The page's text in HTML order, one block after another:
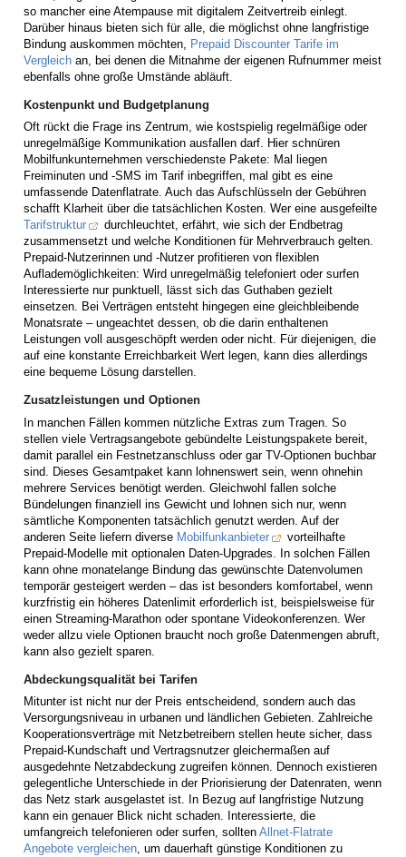
so mancher eine Atempause mit digitalem Zeitvertreib einlegt.
Darüber hinaus bieten sich für alle, die möglichst ohne langfristige
Bindung auskommen möchten, Prepaid Discounter Tarife im
Vergleich an, bei denen die Mitnahme der eigenen Rufnummer meist
ebenfalls ohne große Umstände abläuft.
Kostenpunkt und Budgetplanung
Oft rückt die Frage ins Zentrum, wie kostspielig regelmäßige oder
unregelmäßige Kommunikation ausfallen darf. Hier schnüren
Mobilfunkunternehmen verschiedenste Pakete: Mal liegen
Freiminuten und -SMS im Tarif inbegriffen, mal gibt es eine
umfassende Datenflatrate. Auch das Aufschlüsseln der Gebühren
schafft Klarheit über die tatsächlichen Kosten. Wer eine ausgefeilte
Tarifstruktur
durchleuchtet, erfährt, wie sich der Endbetrag
zusammensetzt und welche Konditionen für Mehrverbrauch gelten.
Prepaid-Nutzerinnen und -Nutzer profitieren von flexiblen
Auflademöglichkeiten: Wird unregelmäßig telefoniert oder surfen
Interessierte nur punktuell, lässt sich das Guthaben gezielt
einsetzen. Bei Verträgen entsteht hingegen eine gleichbleibende
Monatsrate – ungeachtet dessen, ob die darin enthaltenen
Leistungen voll ausgeschöpft werden oder nicht. Für diejenigen, die
auf eine konstante Erreichbarkeit Wert legen, kann dies allerdings
eine bequeme Lösung darstellen.
Zusatzleistungen und Optionen
In manchen Fällen kommen nützliche Extras zum Tragen. So
stellen viele Vertragsangebote gebündelte Leistungspakete bereit,
damit parallel ein Festnetzanschluss oder gar TV-Optionen buchbar
sind. Dieses Gesamtpaket kann lohnenswert sein, wenn ohnehin
mehrere Services benötigt werden. Gleichwohl fallen solche
Bündelungen finanziell ins Gewicht und lohnen sich nur, wenn
sämtliche Komponenten tatsächlich genutzt werden. Auf der
anderen Seite liefern diverse Mobilfunkanbieter
vorteilhafte
Prepaid-Modelle mit optionalen Daten-Upgrades. In solchen Fällen
kann ohne monatelange Bindung das gewünschte Datenvolumen
temporär gesteigert werden – das ist besonders komfortabel, wenn
kurzfristig ein höheres Datenlimit erforderlich ist, beispielsweise für
einen Streaming-Marathon oder spontane Videokonferenzen. Wer
weder allzu viele Optionen braucht noch große Datenmengen abruft,
kann also gezielt sparen.
Abdeckungsqualität bei Tarifen
Mitunter ist nicht nur der Preis entscheidend, sondern auch das
Versorgungsniveau in urbanen und ländlichen Gebieten. Zahlreiche
Kooperationsverträge mit Netzbetreibern stellen heute sicher, dass
Prepaid-Kundschaft und Vertragsnutzer gleichermaßen auf
ausgedehnte Netzabdeckung zugreifen können. Dennoch existieren
gelegentliche Unterschiede in der Priorisierung der Datenraten, wenn
das Netz stark ausgelastet ist. In Bezug auf langfristige Nutzung
kann ein genauer Blick nicht schaden. Interessierte, die
umfangreich telefonieren oder surfen, sollten Allnet-Flatrate
Angebote vergleichen, um dauerhaft günstige Konditionen zu